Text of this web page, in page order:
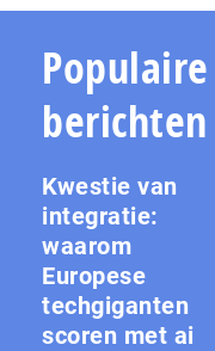
Populaire
berichten
Kwestie van
integratie:
waarom
Europese
techgiganten
scoren met ai